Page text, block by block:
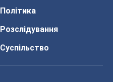
Політика
Розслідування
Суспільство